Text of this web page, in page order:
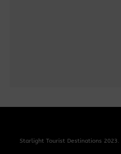
Starlight Tourist Destinations 2023.